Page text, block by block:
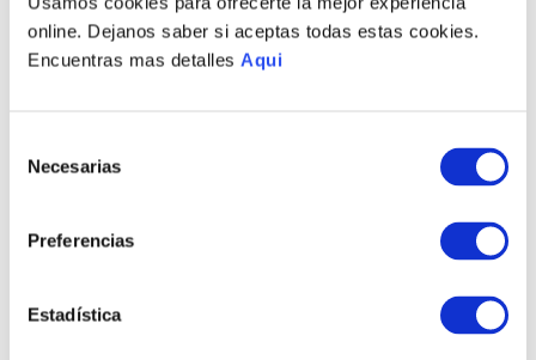
online. Dejanos saber si aceptas todas estas cookies.
Encuentras mas detalles Aqui
Necesarias
Preferencias
Estadística
PERUGIA